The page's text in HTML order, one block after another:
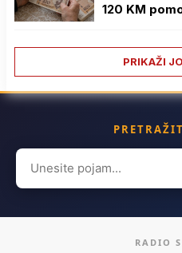
120 KM
PRIKAŽI
Search
for:
RADIO